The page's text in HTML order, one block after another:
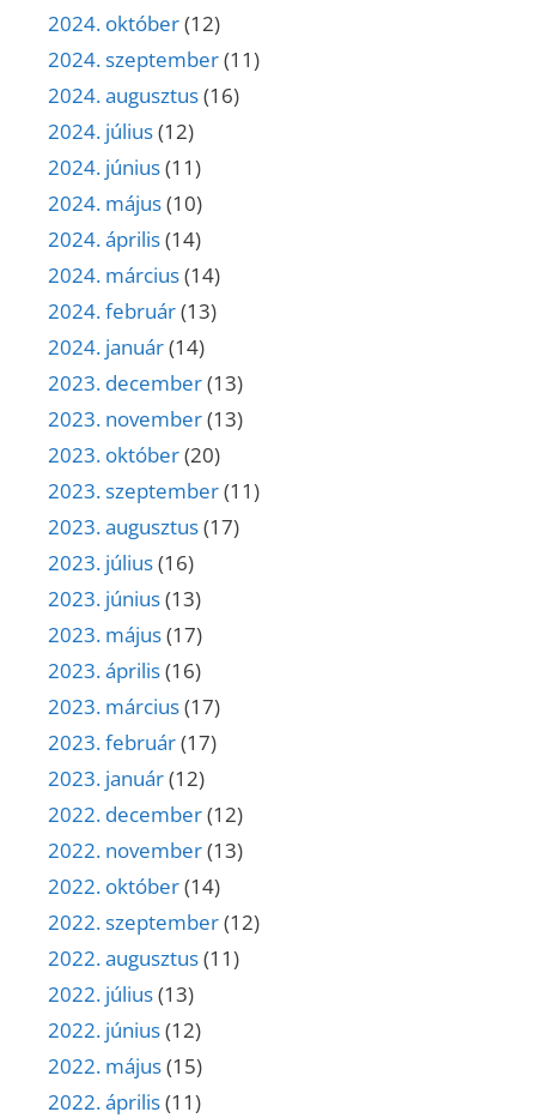
2024. október(12)
2024. szeptember(11)
2024. augusztus(16)
2024. július(12)
2024. június(11)
2024. május(10)
2024. április(14)
2024. március(14)
2024. február(13)
2024. január(14)
2023. december(13)
2023. november(13)
2023. október(20)
2023. szeptember(11)
2023. augusztus(17)
2023. július(16)
2023. június(13)
2023. május(17)
2023. április(16)
2023. március(17)
2023. február(17)
2023. január(12)
2022. december(12)
2022. november(13)
2022. október(14)
2022. szeptember(12)
2022. augusztus(11)
2022. július(13)
2022. június(12)
2022. május(15)
2022. április(11)